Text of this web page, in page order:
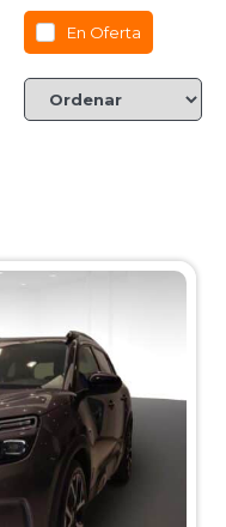
En Oferta